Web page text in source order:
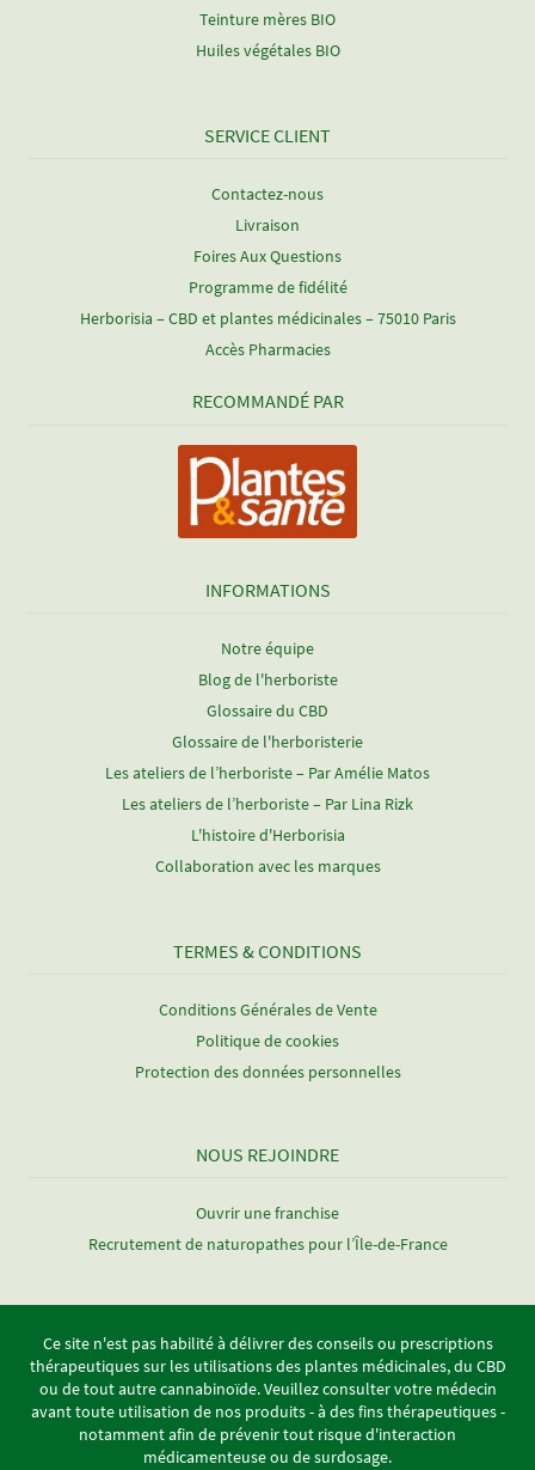
Teinture mères BIO
Huiles végétales BIO
SERVICE CLIENT
Contactez-nous
Livraison
Foires Aux Questions
Programme de fidélité
Herborisia – CBD et plantes médicinales – 75010 Paris
Accès Pharmacies
RECOMMANDÉ PAR
INFORMATIONS
Notre équipe
Blog de l'herboriste
Glossaire du CBD
Glossaire de l'herboristerie
Les ateliers de l’herboriste – Par Amélie Matos
Les ateliers de l’herboriste – Par Lina Rizk
L'histoire d'Herborisia
Collaboration avec les marques
TERMES & CONDITIONS
Conditions Générales de Vente
Politique de cookies
Protection des données personnelles
NOUS REJOINDRE
Ouvrir une franchise
Recrutement de naturopathes pour l’Île-de-France
Ce site n'est pas habilité à délivrer des conseils ou prescriptions
thérapeutiques sur les utilisations des plantes médicinales, du CBD
ou de tout autre cannabinoïde. Veuillez consulter votre médecin
avant toute utilisation de nos produits - à des fins thérapeutiques -
notamment afin de prévenir tout risque d'interaction
médicamenteuse ou de surdosage.